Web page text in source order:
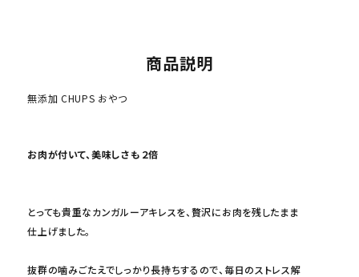
商品説明
無添加 CHUPS おやつ
お肉が付いて、美味しさも２倍
とっても貴重なカンガルーアキレスを、贅沢にお肉を残したまま
仕上げました。
抜群の噛みごたえでしっかり長持ちするので、毎日のストレス解